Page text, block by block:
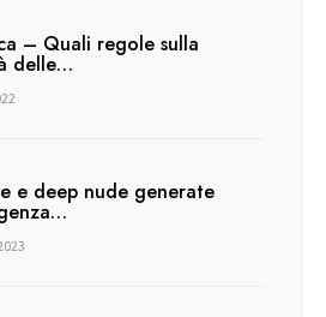
– Quali regole sulla
delle…
e deep nude generate